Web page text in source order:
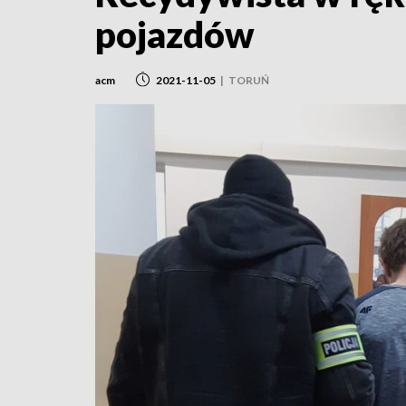
pojazdów
acm 2021-11-05 | TORUŃ